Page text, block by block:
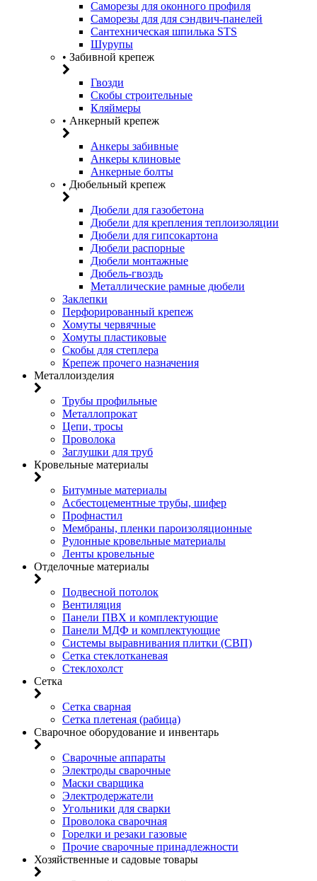
Саморезы для оконного профиля
Саморезы для для сэндвич-панелей
Сантехническая шпилька STS
Шурупы
• Забивной крепеж
Гвозди
Скобы строительные
Кляймеры
• Анкерный крепеж
Анкеры забивные
Анкеры клиновые
Анкерные болты
• Дюбельный крепеж
Дюбели для газобетона
Дюбели для крепления теплоизоляции
Дюбели для гипсокартона
Дюбели распорные
Дюбели монтажные
Дюбель-гвоздь
Металлические рамные дюбели
Заклепки
Перфорированный крепеж
Хомуты червячные
Хомуты пластиковые
Скобы для степлера
Крепеж прочего назначения
Металлоизделия
Трубы профильные
Металлопрокат
Цепи, тросы
Проволока
Заглушки для труб
Кровельные материалы
Битумные материалы
Асбестоцементные трубы, шифер
Профнастил
Мембраны, пленки пароизоляционные
Рулонные кровельные материалы
Ленты кровельные
Отделочные материалы
Подвесной потолок
Вентиляция
Панели ПВХ и комплектующие
Панели МДФ и комплектующие
Системы выравнивания плитки (СВП)
Сетка стеклотканевая
Стеклохолст
Сетка
Сетка сварная
Сетка плетеная (рабица)
Сварочное оборудование и инвентарь
Сварочные аппараты
Электроды сварочные
Маски сварщика
Электродержатели
Угольники для сварки
Проволока сварочная
Горелки и резаки газовые
Прочие сварочные принадлежности
Хозяйственные и садовые товары